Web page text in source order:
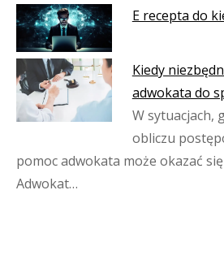
E recepta do
Kiedy
adwokata do
W sytuacjach,
obliczu
pomoc adwokata może okazać
Adwokat…